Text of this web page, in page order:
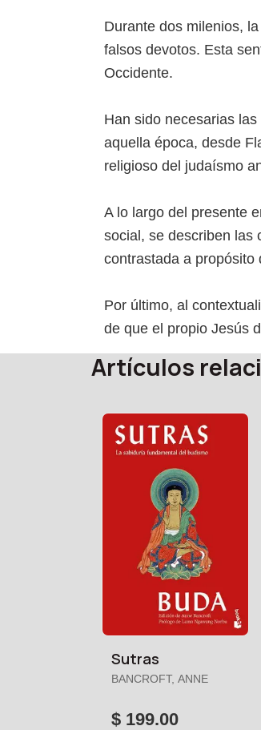
Durante dos milenios,
falsos devotos. Esta
Occidente.
Han sido necesarias
aquella época, desde
religioso del judaísmo
A lo largo del presente
social, se describen las
contrastada a propósito
Por último, al
de que el propio Jesús
Artículos
Sutras
BANCROFT, ANNE
$ 199.00